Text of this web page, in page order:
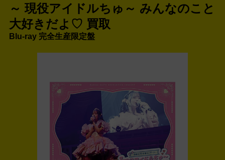
～ 現役アイドルちゅ～ みんなのこと
大好きだよ♡ 買取
Blu-ray 完全生産限定盤